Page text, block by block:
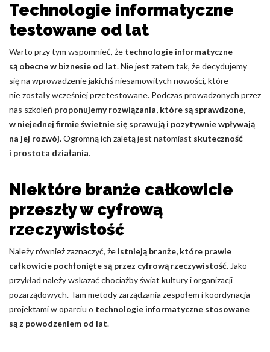
Technologie informatyczne
testowane od lat
Warto przy tym wspomnieć, że technologie informatyczne
są obecne w biznesie od lat. Nie jest zatem tak, że decydujemy
się na wprowadzenie jakichś niesamowitych nowości, które
nie zostały wcześniej przetestowane. Podczas prowadzonych przez
nas szkoleń proponujemy rozwiązania, które są sprawdzone,
w niejednej firmie świetnie się sprawują i pozytywnie wpływają
na jej rozwój. Ogromną ich zaletą jest natomiast skuteczność
i prostota działania.
Niektóre branże całkowicie
przeszły w cyfrową
rzeczywistość
Należy również zaznaczyć, że istnieją branże, które prawie
całkowicie pochłonięte są przez cyfrową rzeczywistość. Jako
przykład należy wskazać chociażby świat kultury i organizacji
pozarządowych. Tam metody zarządzania zespołem i koordynacja
projektami w oparciu o technologie informatyczne stosowane
są z powodzeniem od lat.
Nieklasyfikowane
Nieklasyfikowane pliki cookie, to pliki, które są w procesie
klasyfikowania, wraz z dostawcami poszczególnych ciasteczek.
Odrzuć
Zapisz moje preferencje
Akceptuj wszystko